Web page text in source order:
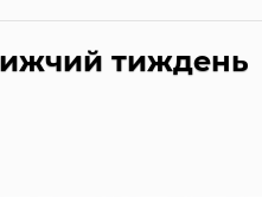
тиждень